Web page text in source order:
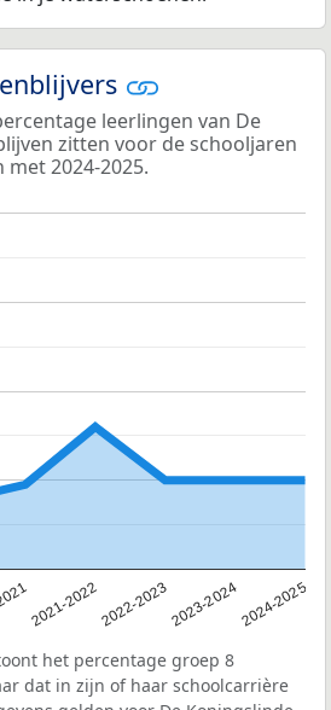
leerlingen van De
zitten voor de schooljaren
met 2024-2025.
2021-20222022-20232023-20242024-2025
het percentage groep 8
dat in zijn of haar schoolcarrière